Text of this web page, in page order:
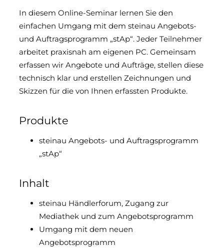
Programme
Prospektanforderung
steinau Akademie
In diesem Online-Seminar lernen Sie den
einfachen Umgang mit dem steinau Angebots-
und Auftragsprogramm „stAp“. Jeder Teilnehmer
arbeitet praxisnah am eigenen PC. Gemeinsam
erfassen wir Angebote und Aufträge, stellen diese
technisch klar und erstellen Zeichnungen und
Skizzen für die von Ihnen erfassten Produkte.
Produkte
steinau Angebots- und Auftragsprogramm
„stAp“
Inhalt
steinau Händlerforum, Zugang zur
Mediathek und zum Angebotsprogramm
Umgang mit dem neuen
Angebotsprogramm